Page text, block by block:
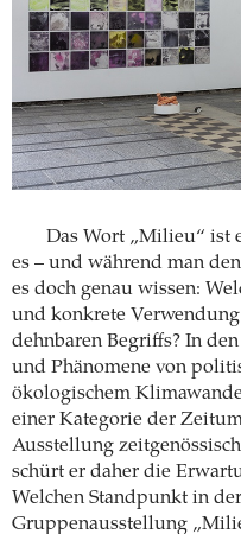
Das Wort „Milieu“ ist
es – und während man
es doch genau wissen:
und konkrete
dehnbaren Begriffs? In
und Phänomene von
ökologischem
einer Kategorie der
Ausstellung
schürt er daher die
Welchen Standpunkt in
Gruppenausstellung